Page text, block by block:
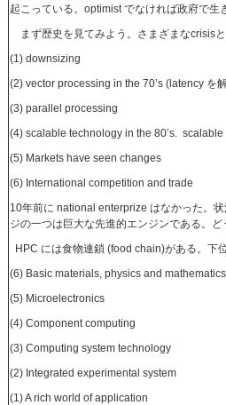
起こっている。optimist でなければ政府で生
まず歴史を見てみよう。さまざまなcrisis
(1) downsizing
(2) vector processing in the 70’s (latency を
(3) parallel processing
(4) scalable technology in the 80’s.
(5) Markets have seen changes
(6) International competition and trade
10年前に national enterprize はなかった。
ジの一つは巨大な先進的エンジンである。ど
HPC には食物連鎖 (food chain)がある。下
(6) Basic materials, physics and mathematics
(5) Microelectronics
(4) Component computing
(3) Computing system technology
(2) Integrated experimental system
(1) A rich world of application